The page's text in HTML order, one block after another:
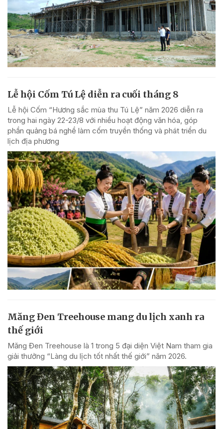
Lễ hội Cốm Tú Lệ diễn ra cuối tháng 8
Lễ hội Cốm “Hương sắc mùa thu Tú Lệ” năm 2026 diễn ra
trong hai ngày 22-23/8 với nhiều hoạt động văn hóa, góp
phần quảng bá nghề làm cốm truyền thống và phát triển du
lịch địa phương
Măng Đen Treehouse mang du lịch xanh ra
thế giới
Măng Đen Treehouse là 1 trong 5 đại diện Việt Nam tham gia
giải thưởng “Làng du lịch tốt nhất thế giới” năm 2026.